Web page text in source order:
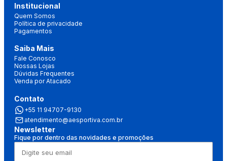
Institucional
Quem Somos
Política de privacidade
Pagamentos
Saiba Mais
Fale Conosco
Nossas Lojas
Dúvidas Frequentes
Venda por Atacado
Contato
+55 11 94707-9130
atendimento@aesportiva.com.br
Newsletter
Fique por dentro das novidades e promoções